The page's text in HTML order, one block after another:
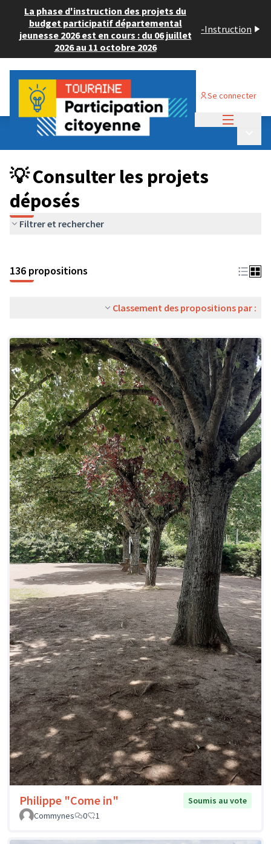
La phase d'instruction des projets du
budget participatif départemental
jeunesse 2026 est en cours : du 06 juillet
2026 au 11 octobre 2026
-Instruction
Se connecter
Budget Participatif JEUNESSE 2024
💡 Consulter les projets déposés
💡 Consulter les projets
déposés
Filtrer et rechercher
136 propositions
Classement des propositions par :
Philippe "Come in"
Soumis au vote
Commynes
0 1